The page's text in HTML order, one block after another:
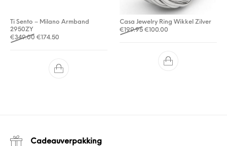
Ti Sento – Milano Armband
2950ZY
€349.00 Oorspronkelijke prijs was: €349.00.
€ 174.50
Casa Jewelry Ring Wikkel Zilver
€ 199.95 Oorspronkelijke prijs was:
€ 100.00
Cadeauverpakking